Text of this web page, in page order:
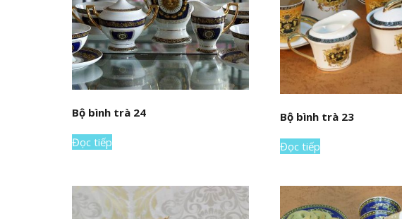
Bộ bình trà 24
Đọc tiếp
Bộ bình trà 23
Đọc tiếp